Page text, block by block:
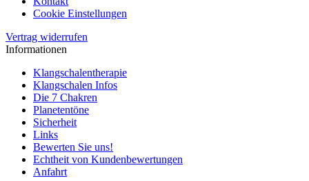
Cookie Einstellungen
Vertrag widerrufen
Informationen
Klangschalentherapie
Klangschalen Infos
Die 7 Chakren
Planetentöne
Sicherheit
Links
Bewerten Sie uns!
Echtheit von Kundenbewertungen
Anfahrt